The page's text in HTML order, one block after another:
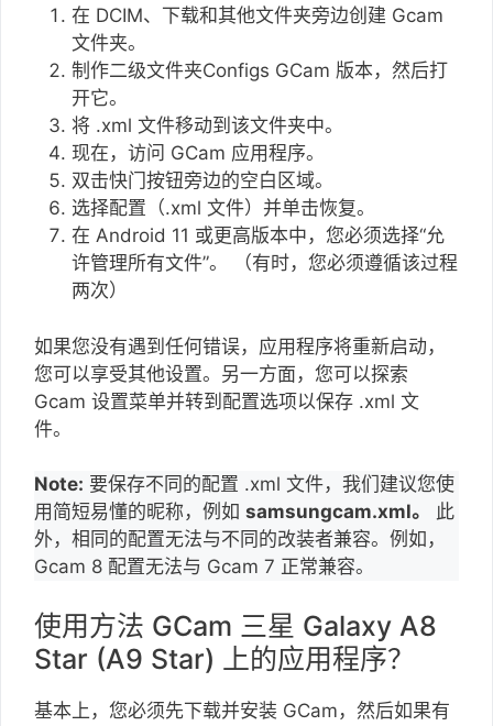
在 DCIM、下载和其他文件夹旁边创建 Gcam
文件夹。
制作二级文件夹Configs GCam 版本，然后打
开它。
将 .xml 文件移动到该文件夹​​中。
现在，访问 GCam 应用程序。
双击快门按钮旁边的空白区域。
选择配置（.xml 文件）并单击恢复。
在 Android 11 或更高版本中，您必须选择“允
许管理所有文件”。 （有时，您必须遵循该过程
两次）
如果您没有遇到任何错误，应用程序将重新启动，
您可以享受其他设置。另一方面，您可以探索
Gcam 设置菜单并转到配置选项以保存 .xml 文
件。
Note: 要保存不同的配置 .xml 文件，我们建议您使
用简短易懂的昵称，例如 samsungcam.xml。
此
外，相同的配置无法与不同的改装者兼容。例如，
Gcam 8 配置无法与 Gcam 7 正常兼容。
使用方法 GCam 三星 Galaxy A8
Star (A9 Star) 上的应用程序？
基本上，您必须先下载并安装 GCam，然后如果有